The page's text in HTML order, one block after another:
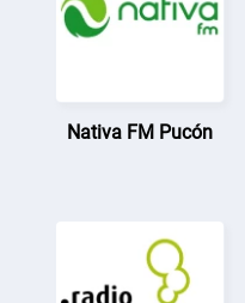
Nativa FM Pucón